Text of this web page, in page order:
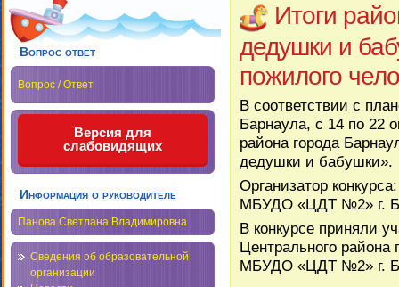
Вопрос ответ
Вопрос / Ответ
Версия для
слабовидящих
Информация о руководителе
Панова Светлана Владимировна
Сведения об образовательной
организации
Итоги
дедушки и
пожилого
В соответствии с
Барнаула, с 14 по 22
района города
дедушки и бабушки».
Организатор
МБУДО «ЦДТ №2» г.
В конкурсе приняли
Центрального
МБУДО «ЦДТ №2» г.